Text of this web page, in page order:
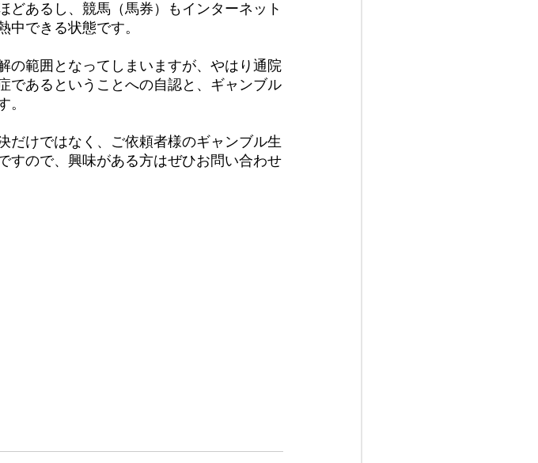
どあるし、競馬（馬券）もインターネット
中できる状態です。
の範囲となってしまいますが、やはり通院
であるということへの自認と、ギャンブル
。
だけではなく、ご依頼者様のギャンブル生
すので、興味がある方はぜひお問い合わせ